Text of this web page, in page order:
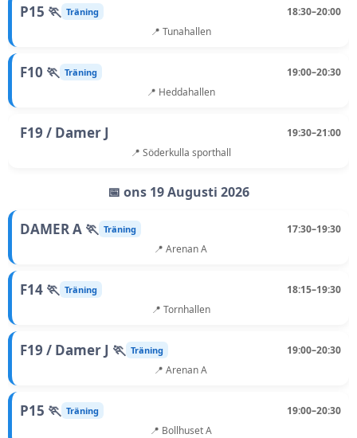
P15 🏃 Träning
18:30–20:00
📍 Tunahallen
F10 🏃 Träning
19:00–20:30
📍 Heddahallen
F19 / Damer J
19:30–21:00
📍 Söderkulla sporthall
📅 ons 19 Augusti 2026
DAMER A 🏃 Träning
17:30–19:30
📍 Arenan A
F14 🏃 Träning
18:15–19:30
📍 Tornhallen
F19 / Damer J 🏃 Träning
19:00–20:30
📍 Arenan A
P15 🏃 Träning
19:00–20:30
📍 Bollhuset A